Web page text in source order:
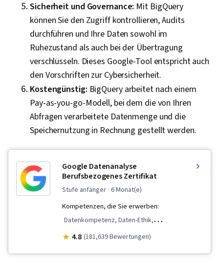
Sicherheit und Governance: Mit BigQuery
können Sie den Zugriff kontrollieren, Audits
durchführen und Ihre Daten sowohl im
Ruhezustand als auch bei der Übertragung
verschlüsseln. Dieses Google-Tool entspricht auch
den Vorschriften zur Cybersicherheit.
Kostengünstig: BigQuery arbeitet nach einem
Pay-as-you-go-Modell, bei dem die von Ihren
Abfragen verarbeitete Datenmenge und die
Speichernutzung in Rechnung gestellt werden.
Google Datenanalyse
Berufsbezogenes Zertifikat
stufe anfänger · 6 Monat(e)
Kompetenzen, die Sie erwerben:
Datenkompetenz, Daten-Ethik,
Datenvisualisierung, Interaktive
4.8 (181,639 Bewertungen)